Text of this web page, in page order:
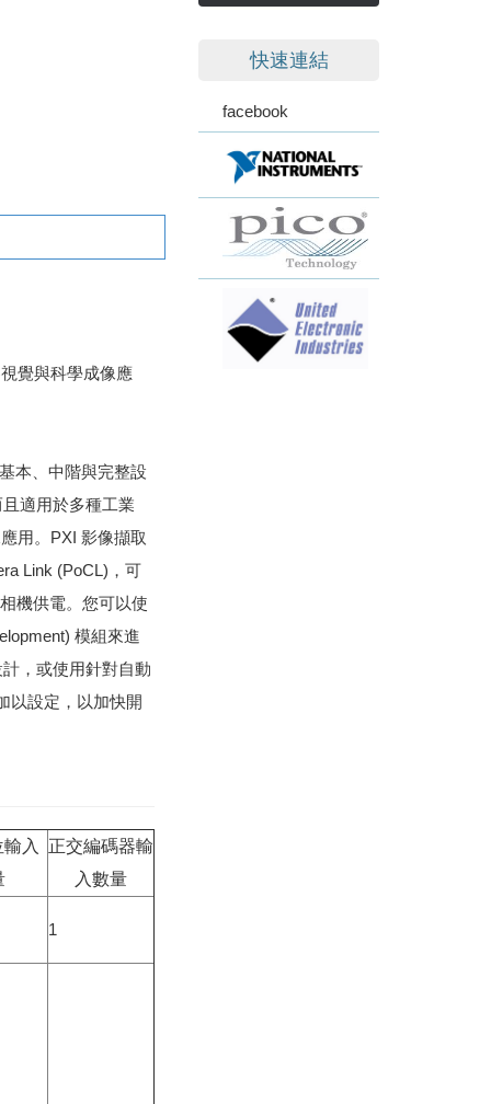
覺​與​科​學​成​像​應​
本、​中​階​與​完​整​設​
適​用​於​多​種​工​業​
用。​PXI 影​像​擷​取​
Link (PoCL)，​可​
機​供​電。​您​可​以​使​
模​組​來​進​
，​或​使​用​針​對​自​動​
以​設​定，​以​加​快​開​
入
正交編碼器輸
入數量
1
快速連結
facebook